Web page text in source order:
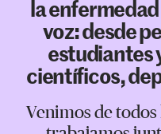
la
voz: desde
estudiantes
científicos,
Venimos de